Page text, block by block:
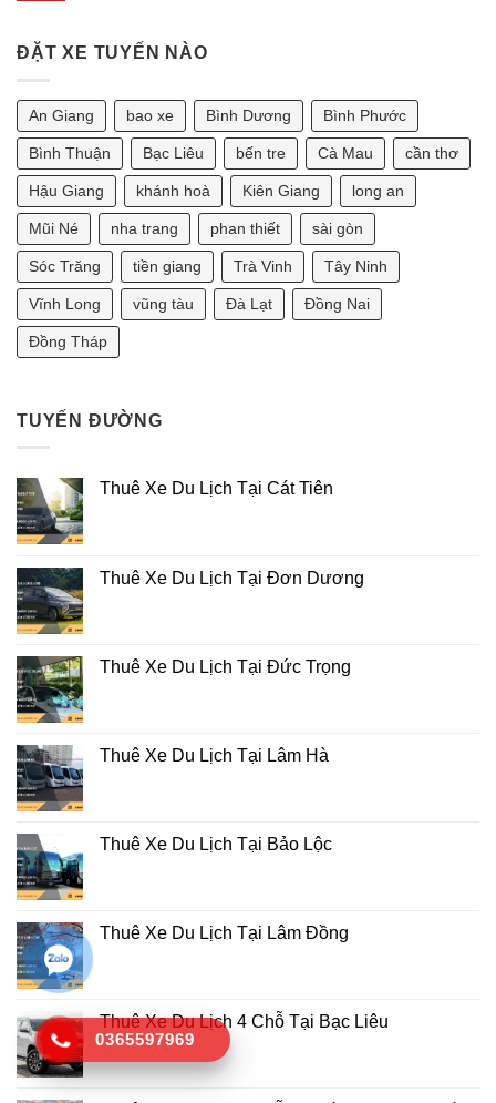
Đi
Phan
Ngày
Bao
Nhiêu?
7
Chỗ
Đi
Vũng
Tàu
Ngày
Bao
Nhiêu?
luận
ở
1990
Thì
Sinh
Con
Năm
Nào
Tốt?
Phong
Thủy
2025]
ĐẶT XE TUYẾN NÀO
An Giang bao xe Bình Dương Bình Phước
Bình Thuận Bạc Liêu bến tre Cà Mau cần thơ
Hậu Giang khánh hoà Kiên Giang long an
Mũi Né nha trang phan thiết sài gòn
Sóc Trăng tiền giang Trà Vinh Tây Ninh
Vĩnh Long vũng tàu Đà Lạt Đồng Nai
Đồng Tháp
TUYẾN ĐƯỜNG
Thuê Xe Du Lịch Tại Cát Tiên
Thuê Xe Du Lịch Tại Đơn Dương
Thuê Xe Du Lịch Tại Đức Trọng
Thuê Xe Du Lịch Tại Lâm Hà
Thuê Xe Du Lịch Tại Bảo Lộc
Thuê Xe Du Lịch Tại Lâm Đồng
Thuê Xe Du Lịch 4 Chỗ Tại Bạc Liêu
0365597969